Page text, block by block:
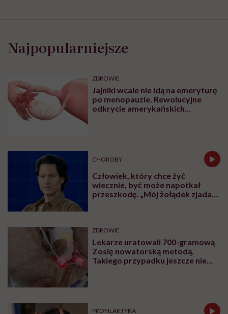
Najpopularniejsze
ZDROWIE
Jajniki wcale nie idą na emeryturę
po menopauzie. Rewolucyjne
odkrycie amerykańskich
CHOROBY
Człowiek, który chce żyć
wiecznie, być może napotkał
przeszkodę. „Mój żołądek zjada
ZDROWIE
Lekarze uratowali 700-gramową
Zosię nowatorską metodą.
Takiego przypadku jeszcze nie
PROFILAKTYKA